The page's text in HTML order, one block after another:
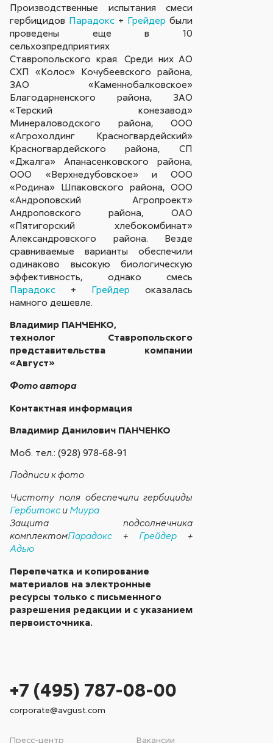
Производственные испытания смеси
гербицидов Парадокс + Грейдер были
проведены еще в 10
сельхозпредприятиях
Ставропольского края. Среди них АО
СХП «Колос» Кочубеевского района,
ЗАО «Каменнобалковское»
Благодарненского района, ЗАО
«Терский конезавод»
Минераловодского района, ООО
«Агрохолдинг Красногвардейский»
Красногвардейского района, СП
«Джалга» Апанасенковского района,
ООО «Верхнедубовское» и ООО
«Родина» Шпаковского района, ООО
«Андроповский Агропроект»
Андроповского района, ОАО
«Пятигорский хлебокомбинат»
Александровского района. Везде
сравниваемые варианты обеспечили
одинаково высокую биологическую
эффективность, однако смесь
Парадокс + Грейдер оказалась
намного дешевле.
Владимир ПАНЧЕНКО,
технолог Ставропольского
представительства компании
«Август»
Фото автора
Контактная информация
Владимир Данилович ПАНЧЕНКО
Моб. тел.: (928) 978-68-91
Подписи к фото
Чистоту поля обеспечили гербициды
Гербитокс и Миура
Защита подсолнечника
комплектомПарадокс + Грейдер +
Адью
Перепечатка и копирование
материалов на электронные
ресурсы только с письменного
разрешения редакции и с указанием
первоисточника.
Пресс-центр Вакансии
+7 (495) 787-08-00
corporate@avgust.com